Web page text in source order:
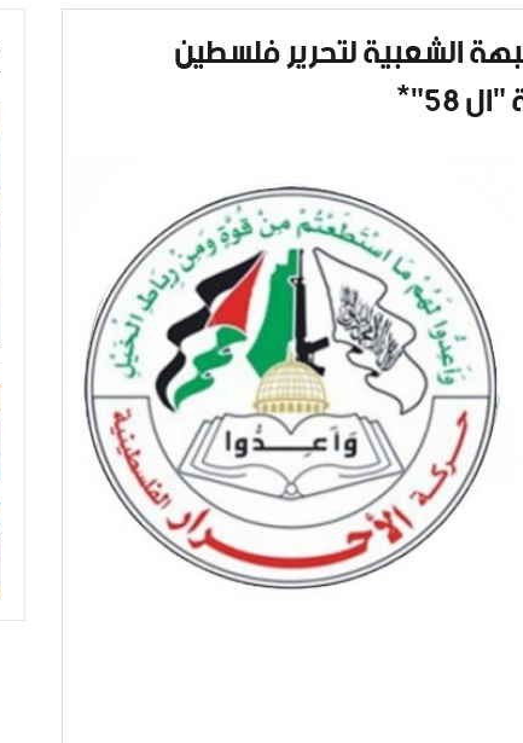
الشعبية لتحرير فلسطين
58"*